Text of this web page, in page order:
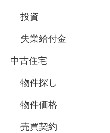
投資
失業給付金
中古住宅
物件探し
物件価格
売買契約